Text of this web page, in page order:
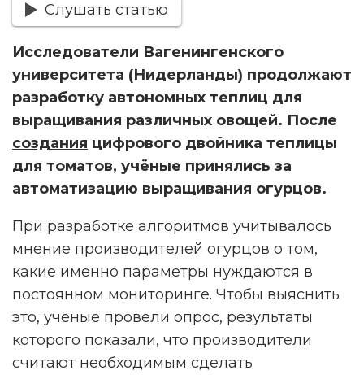
Слушать статью
Исследователи Вагенингенского
университета (Нидерланды) продолжают
разработку автономных теплиц для
выращивания различных овощей. После
создания цифрового двойника теплицы
для томатов, учёные принялись за
автоматизацию выращивания огурцов.
При разработке алгоритмов учитывалось
мнение производителей огурцов о том,
какие именно параметры нуждаются в
постоянном мониторинге. Чтобы выяснить
это, учёные провели опрос, результаты
которого показали, что производители
считают необходимым сделать